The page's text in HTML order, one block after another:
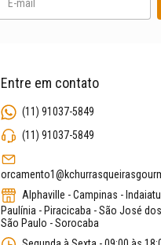
Entre em contato
(11) 91037-5849
(11) 91037-5849
Alphaville - Campinas -
Paulínia - Piracicaba - São José
São Paulo - Sorocaba